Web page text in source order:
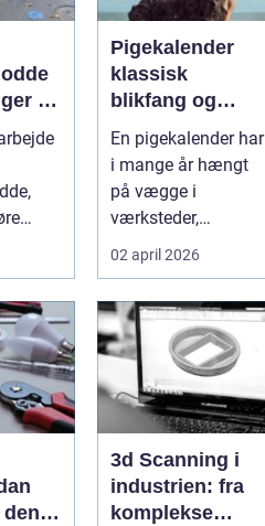
du
Pigekalender
klassisk
blikfang og
effektiv reklame
året rundt
En pigekalender har
i mange år hængt
på vægge i
værksteder,
lagerhaller og
frokoststuer over
hele la...
02 april 2026
3d Scanning i
industrien: fra
komplekse